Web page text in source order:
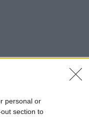
personal or
section to